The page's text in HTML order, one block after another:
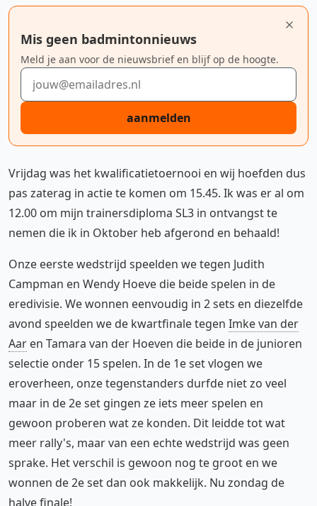
Mis geen badmintonnieuws
Meld je aan voor de nieuwsbrief en blijf op de hoogte.
E-mailadres
aanmelden
Vrijdag was het kwalificatietoernooi en wij hoefden dus
pas zaterag in actie te komen om 15.45. Ik was er al om
12.00 om mijn trainersdiploma SL3 in ontvangst te
nemen die ik in Oktober heb afgerond en behaald!
Onze eerste wedstrijd speelden we tegen Judith
Campman en Wendy Hoeve die beide spelen in de
eredivisie. We wonnen eenvoudig in 2 sets en diezelfde
avond speelden we de kwartfinale tegen Imke van der
Aar en Tamara van der Hoeven die beide in de junioren
selectie onder 15 spelen. In de 1e set vlogen we
eroverheen, onze tegenstanders durfde niet zo veel
maar in de 2e set gingen ze iets meer spelen en
gewoon proberen wat ze konden. Dit leidde tot wat
meer rally's, maar van een echte wedstrijd was geen
sprake. Het verschil is gewoon nog te groot en we
wonnen de 2e set dan ook makkelijk. Nu zondag de
halve finale!